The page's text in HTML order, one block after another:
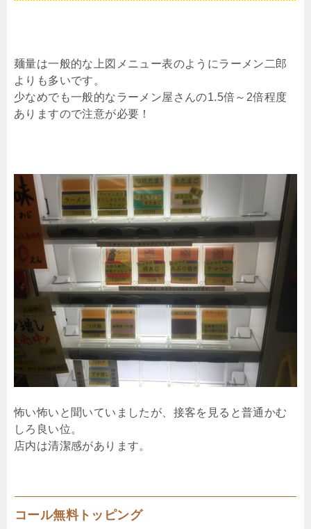
麺量は一般的な上図メニュー表のようにラーメン二郎
よりも多いです。
少なめでも一般的なラーメン屋さんの1.5倍～2倍程度
ありますので注意が必要！
怖い怖いと聞いていましたが、接客を見ると普通かむ
しろ良い位。
店内は清潔感があります。
コール無料トッピング